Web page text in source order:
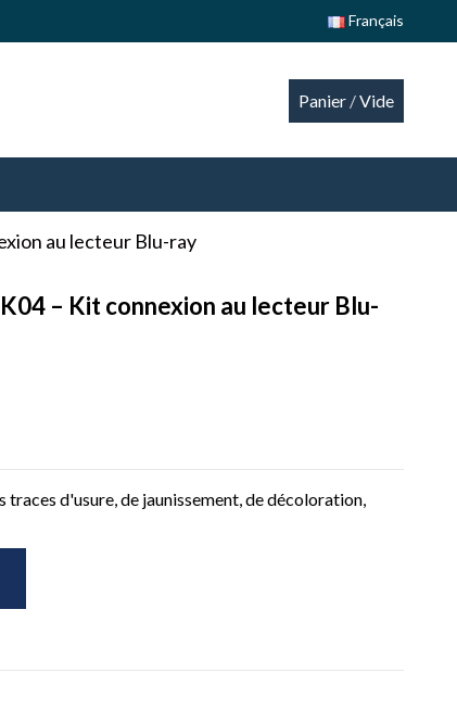
Français
Panier /Vide
au lecteur Blu-ray
– Kit connexion au lecteur Blu-
traces d'usure, de jaunissement, de décoloration,